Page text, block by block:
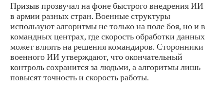
Призыв прозвучал на фоне быстрого внедрения ИИ
в армии разных стран. Военные структуры
используют алгоритмы не только на поле боя, но и в
командных центрах, где скорость обработки данных
может влиять на решения командиров. Сторонники
военного ИИ утверждают, что окончательный
контроль сохранится за людьми, а алгоритмы лишь
повысят точность и скорость работы.